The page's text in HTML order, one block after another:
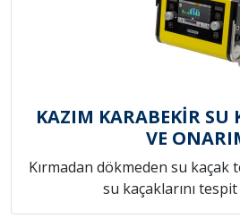
KAZIM KARABEKİR SU
VE
Kırmadan dökmeden su kaçak
su kaçaklarını